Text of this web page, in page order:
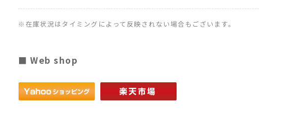
※在庫状況はタイミングによって反映されない場合もございます。
■ Web shop